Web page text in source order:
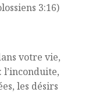
3:16)
votre vie,
les désirs